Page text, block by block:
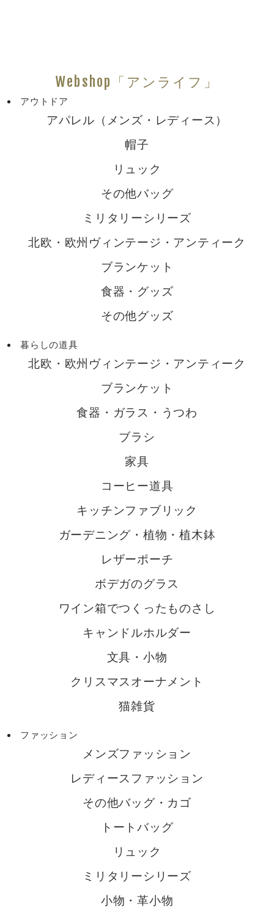
Webshop「アンライフ」
アウトドア
アパレル（メンズ・レディース）
帽子
リュック
その他バッグ
ミリタリーシリーズ
北欧・欧州ヴィンテージ・アンティーク
ブランケット
食器・グッズ
その他グッズ
暮らしの道具
北欧・欧州ヴィンテージ・アンティーク
ブランケット
食器・ガラス・うつわ
ブラシ
家具
コーヒー道具
キッチンファブリック
ガーデニング・植物・植木鉢
レザーポーチ
ボデガのグラス
ワイン箱でつくったものさし
キャンドルホルダー
文具・小物
クリスマスオーナメント
猫雑貨
ファッション
メンズファッション
レディースファッション
その他バッグ・カゴ
トートバッグ
リュック
ミリタリーシリーズ
小物・革小物